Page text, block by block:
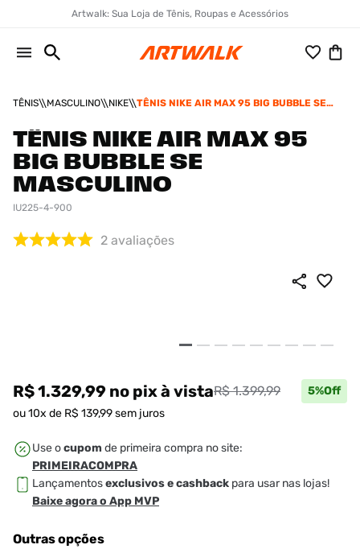
Artwalk: Sua Loja de Tênis, Roupas e Acessórios
TÊNIS MASCULINO NIKE
TÊNIS NIKE AIR MAX 95 BIG BUBBLE SE
TÊNIS NIKE AIR MAX 95
BIG BUBBLE SE
MASCULINO
IU225-4-900
2 avaliações
R$ 1.329,99 no pixà vistaR$ 1.399,99 5%Off
ou10x de R$ 139,99sem juros
Use ocupom de primeira compra no site:
PRIMEIRACOMPRA
Lançamentosexclusivos e cashback para usar nas lojas!
Baixe agora o App MVP
Outras opções